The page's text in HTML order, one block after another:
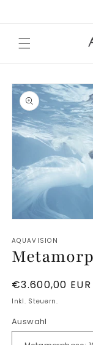
1
in
Modal
AQUAVISION
Normaler
Preis
€3.600,00 EUR
Inkl. Steuern.
Auswahl